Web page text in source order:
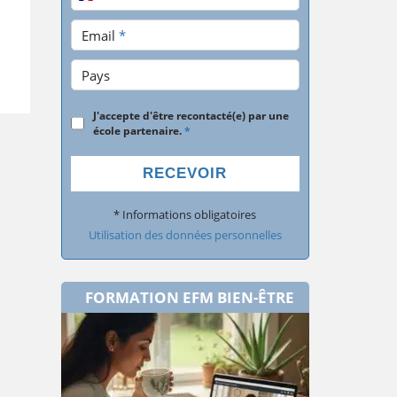
Email *
Pays
J'accepte d'être recontacté(e) par une
école partenaire.*
RECEVOIR
* Informations obligatoires
Utilisation des données personnelles
FORMATION EFM BIEN-ÊTRE